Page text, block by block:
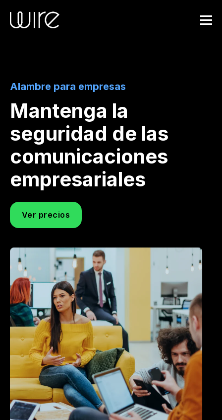
Alambre para empresas
Mantenga la
seguridad de las
comunicaciones
empresariales
Ver precios